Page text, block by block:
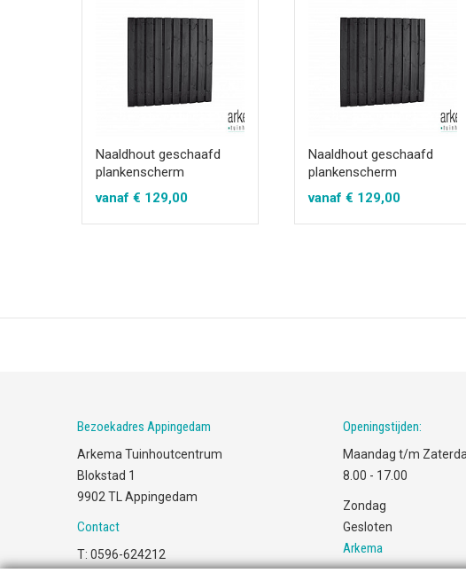
Naaldhout geschaafd
plankenscherm
vanaf € 129,00
Naaldhout geschaafd
plankenscherm
vanaf € 129,00
Bezoekadres Appingedam
Arkema Tuinhoutcentrum
Blokstad 1
9902 TL Appingedam
Contact
T: 0596-624212
Openingstijden:
Maandag t/m
8.00 - 17.00
Zondag
Gesloten
Arkema